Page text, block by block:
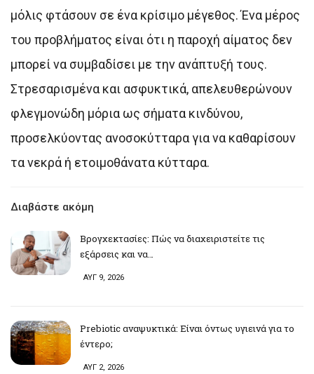
μόλις φτάσουν σε ένα κρίσιμο μέγεθος. Ένα μέρος
του προβλήματος είναι ότι η παροχή αίματος δεν
μπορεί να συμβαδίσει με την ανάπτυξή τους.
Στρεσαρισμένα και ασφυκτικά, απελευθερώνουν
φλεγμονώδη μόρια ως σήματα κινδύνου,
προσελκύοντας ανοσοκύτταρα για να καθαρίσουν
τα νεκρά ή ετοιμοθάνατα κύτταρα.
Διαβάστε ακόμη
Βρογχεκτασίες: Πώς να διαχειριστείτε τις
εξάρσεις και να…
ΑΥΓ 9, 2026
Prebiotic αναψυκτικά: Είναι όντως υγιεινά για το
έντερο;
ΑΥΓ 2, 2026